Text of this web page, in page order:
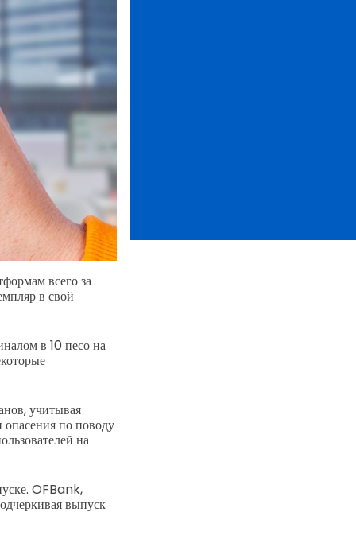
всего за
в свой
в 10 песо на
учитывая
по поводу
на
OFBank,
выпуск